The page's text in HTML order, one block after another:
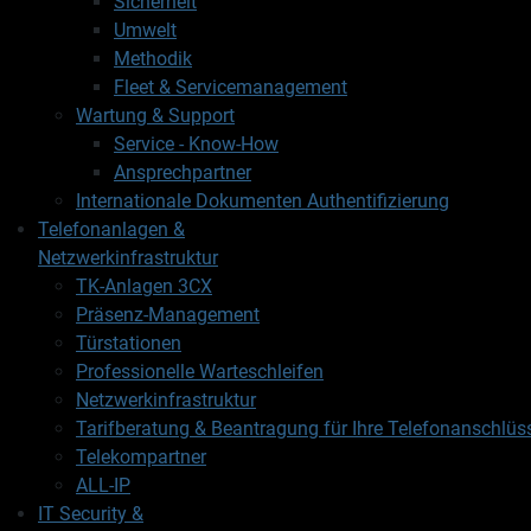
Umwelt
Methodik
Fleet & Servicemanagement
Wartung & Support
Service - Know-How
Ansprechpartner
Internationale Dokumenten Authentifizierung
Telefonanlagen &
Netzwerkinfrastruktur
TK-Anlagen 3CX
Präsenz-Management
Türstationen
Professionelle Warteschleifen
Netzwerkinfrastruktur
Tarifberatung & Beantragung für Ihre
Telekompartner
ALL-IP
IT Security &